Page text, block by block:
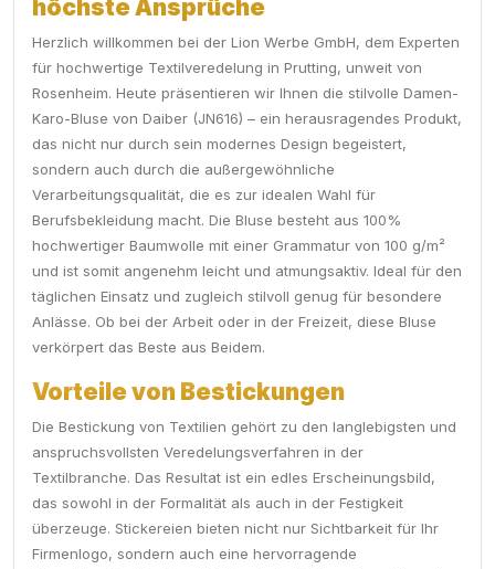
höchste Ansprüche
Herzlich willkommen bei der Lion Werbe GmbH, dem Experten
für hochwertige Textilveredelung in Prutting, unweit von
Rosenheim. Heute präsentieren wir Ihnen die stilvolle Damen-
Karo-Bluse von Daiber (JN616) – ein herausragendes Produkt,
das nicht nur durch sein modernes Design begeistert,
sondern auch durch die außergewöhnliche
Verarbeitungsqualität, die es zur idealen Wahl für
Berufsbekleidung macht. Die Bluse besteht aus 100%
hochwertiger Baumwolle mit einer Grammatur von 100 g/m²
und ist somit angenehm leicht und atmungsaktiv. Ideal für den
täglichen Einsatz und zugleich stilvoll genug für besondere
Anlässe. Ob bei der Arbeit oder in der Freizeit, diese Bluse
verkörpert das Beste aus Beidem.
Vorteile von Bestickungen
Die Bestickung von Textilien gehört zu den langlebigsten und
anspruchsvollsten Veredelungsverfahren in der
Textilbranche. Das Resultat ist ein edles Erscheinungsbild,
das sowohl in der Formalität als auch in der Festigkeit
überzeuge. Stickereien bieten nicht nur Sichtbarkeit für Ihr
Firmenlogo, sondern auch eine hervorragende